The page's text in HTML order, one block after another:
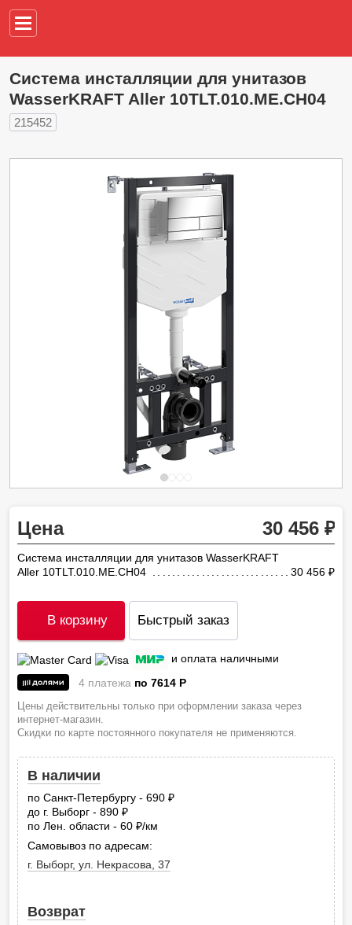
Система инсталляции для унитазов
WasserKRAFT Aller 10TLT.010.ME.CH04
215452
Цена 30 456
Система инсталляции для унитазов WasserKRAFT
Aller 10TLT.010.ME.CH04
30 456
В корзину Быстрый заказ
и оплата наличными
4 платежа по 7614 P
Цены действительны только при оформлении заказа через
интернет-магазин.
Скидки по карте постоянного покупателя не применяются.
В наличии
по Санкт-Петербургу - 690
до г. Выборг - 890
по Лен. области - 60
руб.
/км
Самовывоз по адресам:
г. Выборг, ул. Некрасова, 37
Возврат